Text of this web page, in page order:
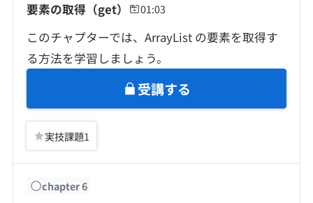
要素の取得（get） 01:03
このチャプターでは、ArrayList の要素を取得す
る方法を学習しましょう。
受講する
実技課題1
chapter6